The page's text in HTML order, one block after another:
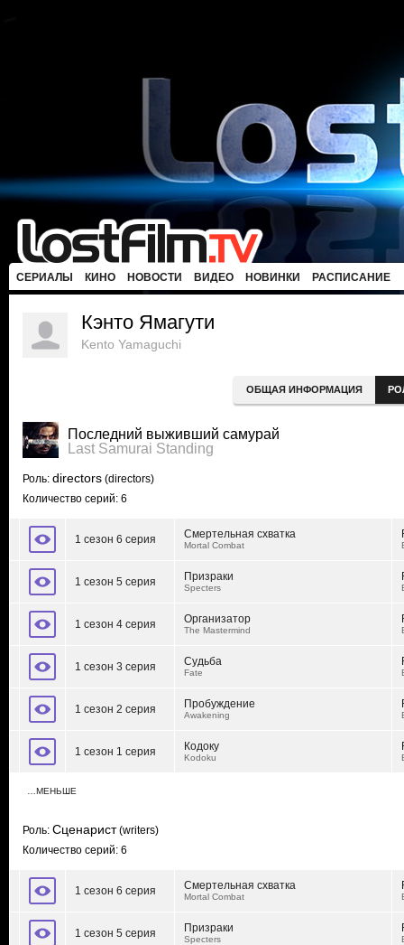
СЕРИАЛЫ КИНО НОВОСТИ ВИДЕО НОВИНКИ РАСПИСАНИЕ
Кэнто Ямагути
Kento Yamaguchi
ОБЩАЯ ИНФОРМАЦИЯ
Последний выживший самурай
Last Samurai Standing
Роль: directors (directors)
Количество серий: 6
1 сезон 6 серия Смертельная схватка
Mortal Combat
1 сезон 5 серия Призраки
Specters
1 сезон 4 серия Организатор
The Mastermind
1 сезон 3 серия Судьба
Fate
1 сезон 2 серия Пробуждение
Awakening
1 сезон 1 серия Кодоку
Kodoku
…МЕНЬШЕ
Роль: Сценарист(writers)
Количество серий: 6
1 сезон 6 серия Смертельная схватка
Mortal Combat
1 сезон 5 серия Призраки
Specters